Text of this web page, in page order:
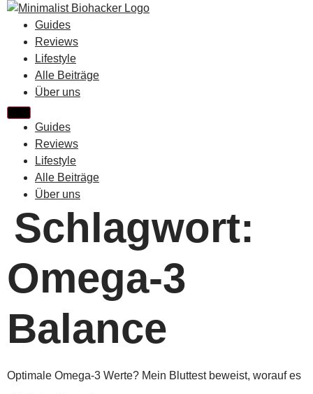
Zum
Inhalt
springen
Guides
Reviews
Lifestyle
Alle Beiträge
Über uns
Guides
Reviews
Lifestyle
Alle Beiträge
Über uns
Schlagwort:
Omega-3
Balance
Optimale Omega-3 Werte? Mein Bluttest beweist, worauf es